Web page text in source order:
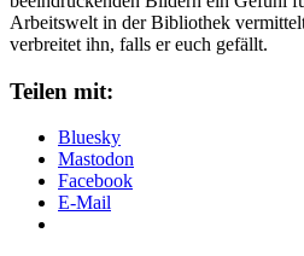
Arbeitswelt in der Bibliothek
verbreitet ihn, falls er euch gefällt.
Teilen mit:
Bluesky
Mastodon
Facebook
E-Mail